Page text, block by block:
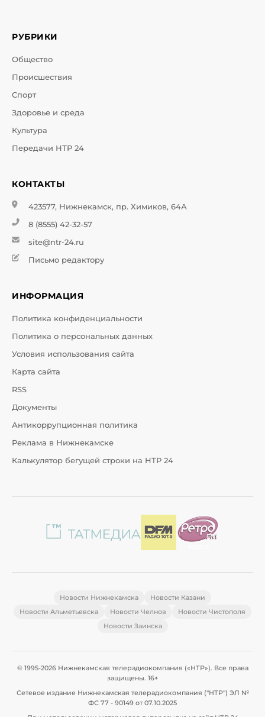
РУБРИКИ
Общество
Происшествия
Спорт
Здоровье и среда
Культура
Передачи НТР 24
КОНТАКТЫ
423577, Нижнекамск, пр. Химиков, 64А
8 (8555) 42-32-57
site@ntr-24.ru
Письмо редактору
ИНФОРМАЦИЯ
Политика конфиденциальности
Политика о персональных данных
Условия использования сайта
Карта сайта
RSS
Документы
Антикоррупционная политика
Реклама в Нижнекамске
Калькулятор бегущей строки на НТР 24
Новости Нижнекамска
Новости Казани
Новости Альметьевска
Новости Челнов
Новости Чистополя
Новости Заинска
© 1995-2026 Нижнекамская телерадиокомпания («НТР»). Все права
защищены. 16+
Сетевое издание Нижнекамская телерадиокомпания ("НТР") ЭЛ №
ФС 77 - 90149 от 07.10.2025